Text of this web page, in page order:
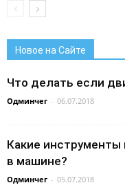
Новое на Сайте
Что делать если
Одминчег - 06.07.2018
Какие инструменты
в машине?
Одминчег - 05.07.2018